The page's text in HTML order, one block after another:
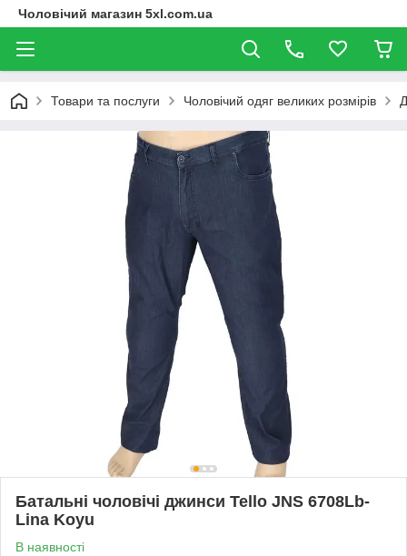
Чоловічий магазин 5xl.com.ua
Товари та послуги Чоловічий одяг великих розмірів
Батальні чоловічі джинси Tello JNS 6708Lb-
Lina Koyu
В наявності